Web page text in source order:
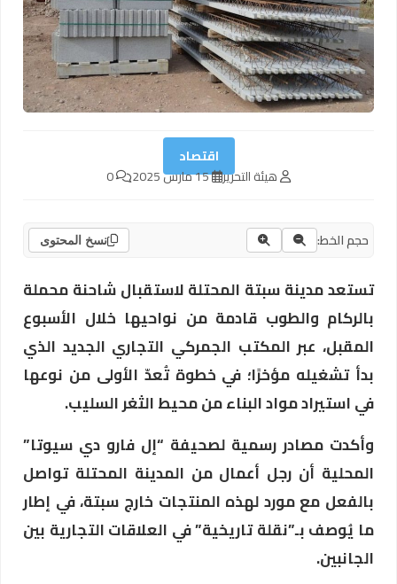
اقتصاد
هيئة التحرير 15 مارس 2025
حجم الخط: نسخ المحتوى
تستعد مدينة سبتة المحتلة لاستقبال شاحنة محملة
بالركام والطوب قادمة من نواحيها خلال الأسبوع
المقبل، عبر المكتب الجمركي التجاري الجديد الذي
بدأ تشغيله مؤخرًا؛ في خطوة تُعدّ الأولى من نوعها
في استيراد مواد البناء من محيط الثغر السليب.
وأكدت مصادر رسمية لصحيفة “إل فارو دي سيوتا”
المحلية أن رجل أعمال من المدينة المحتلة تواصل
بالفعل مع مورد لهذه المنتجات خارج سبتة، في إطار
ما يُوصف بـ”نقلة تاريخية” في العلاقات التجارية بين
الجانبين.